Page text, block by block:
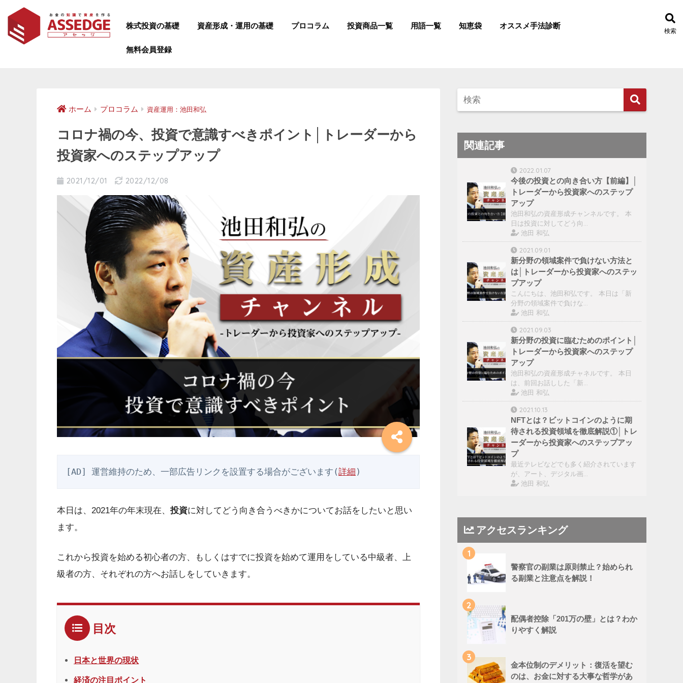
株式投資の基礎 資産形成・運用の基礎 プロコラム 投資商品一覧 用語一覧 知恵袋 オススメ手法診断
無料会員登録
検索
ホーム プロコラム 資産運用：池田和弘
コロナ禍の今、投資で意識すべきポイント│トレーダーから
投資家へのステップアップ
2021/12/01 2022/12/08
[AD] 運営維持のため、一部広告リンクを設置する場合がございます(詳細 )
本日は、2021年の年末現在、 投資に対してどう向き合うべきかについてお話をしたいと思い
ます。
これから投資を始める初心者の方、
もしくはすでに投資を始めて運用をしている中級者、上
級者の方、 それぞれの方へお話しをしていきます。
目次
日本と世界の現状
経済の注目ポイント
関連記事
2022.01.07
今後の投資との向き合い方【前編】│
トレーダーから投資家へのステップ
アップ
池田和弘の資産形成チャンネルです。 本
日は投資に対してどう向…
池田 和弘
2021.09.01
新分野の領域案件で負けない方法と
は│トレーダーから投資家へのステッ
プアップ
こんにちは、池田和弘です。 本日は「新
分野の領域案件で負けな…
池田 和弘
2021.09.03
新分野の投資に臨むためのポイント│
トレーダーから投資家へのステップ
アップ
池田和弘の資産形成チャネルです。 本日
は、前回お話しした「新…
池田 和弘
2021.10.13
NFTとは？ビットコインのように期
待される投資領域を徹底解説①│トレ
ーダーから投資家へのステップアッ
プ
最近テレビなどでも多く紹介されています
が、アート、デジタル画…
池田 和弘
アクセスランキング
1
警察官の副業は原則禁止？始められ
る副業と注意点を解説！
2
配偶者控除「201万の壁」とは？わか
りやすく解説
3
金本位制のデメリット：復活を望む
のは、お金に対する大事な哲学があ